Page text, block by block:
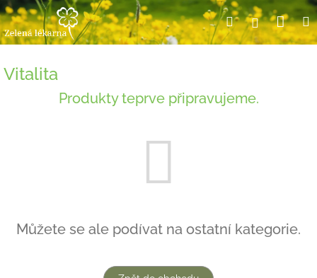
Přejít
na
obsah
HledatPřihlášení
Vitalita
Produkty teprve připravujeme.
Můžete se ale podívat na ostatní kategorie.